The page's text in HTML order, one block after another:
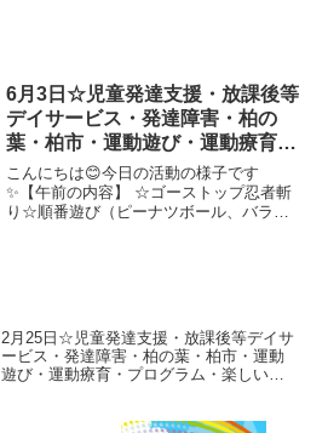
6月3日☆児童発達支援・放課後等
デイサービス・発達障害・柏の
葉・柏市・運動遊び・運動療育・
プログラム・楽しい療育
こんにちは😊今日の活動の様子です
✨【午前の内容】 ☆ゴーストップ忍者斬
り☆順番遊び（ピーナツボール、バラン
2月25日☆児童発達支援・放課後等デイサ
ービス・発達障害・柏の葉・柏市・運動
遊び・運動療育・プログラム・楽しい療